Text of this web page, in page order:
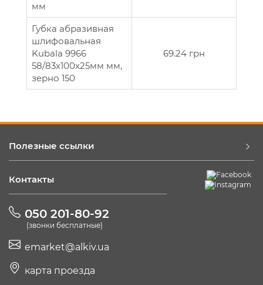
мм
Губка абразивная
шлифовальная
Kubala 9966
58/83х100х25мм мм,
зерно 150
69.24 грн
Полезные ссылки
Контакты
050 201-80-92
(звонки бесплатные)
emarket@alkiv.ua
карта проезда